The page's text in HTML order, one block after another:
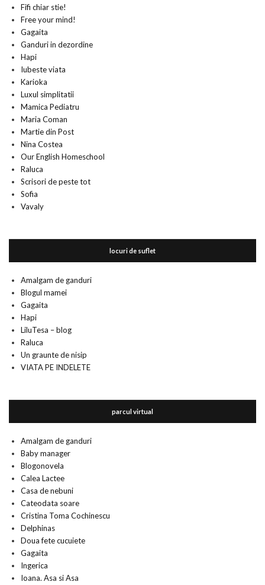
Fifi chiar stie!
Free your mind!
Gagaita
Ganduri in dezordine
Hapi
Iubeste viata
Karioka
Luxul simplitatii
Mamica Pediatru
Maria Coman
Martie din Post
Nina Costea
Our English Homeschool
Raluca
Scrisori de peste tot
Sofia
Vavaly
locuri de suflet
Amalgam de ganduri
Blogul mamei
Gagaita
Hapi
LiluTesa – blog
Raluca
Un graunte de nisip
VIATA PE INDELETE
parcul virtual
Amalgam de ganduri
Baby manager
Blogonovela
Calea Lactee
Casa de nebuni
Cateodata soare
Cristina Toma Cochinescu
Delphinas
Doua fete cucuiete
Gagaita
Ingerica
Ioana. Asa si Asa